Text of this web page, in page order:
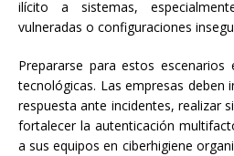
ilícito a sistemas,
vulneradas o configuraciones
Prepararse para estos escenarios
tecnológicas. Las empresas deben
respuesta ante incidentes, realizar
fortalecer la autenticación
a sus equipos en ciberhigiene